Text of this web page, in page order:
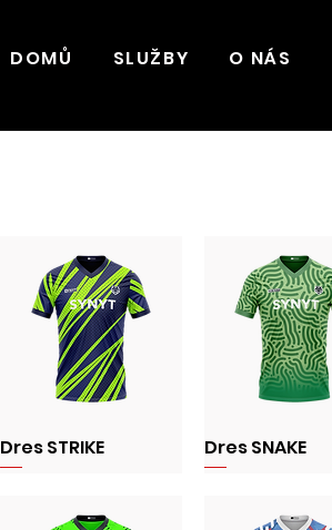
DOMŮ SLUŽBY O NÁS
Dres STRIKE Dres SNAKE